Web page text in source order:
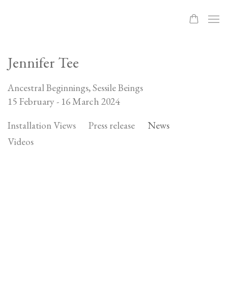
Jennifer Tee
Ancestral Beginnings, Sessile Beings
15 February - 16 March 2024
Installation Views Press release
News
Videos